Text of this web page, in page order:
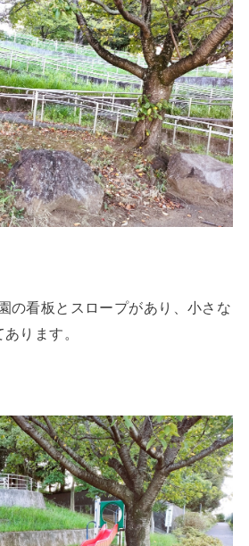
の看板とスロープがあり、小さな
ります。